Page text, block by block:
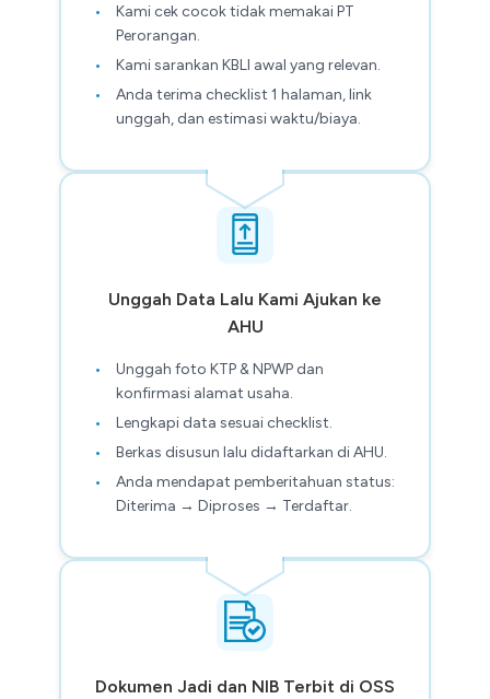
Kami cek cocok tidak memakai PT
Perorangan.
Kami sarankan KBLI awal yang relevan.
Anda terima checklist 1 halaman, link
unggah, dan estimasi waktu/biaya.
Unggah Data Lalu Kami Ajukan ke
AHU
Unggah foto KTP & NPWP dan
konfirmasi alamat usaha.
Lengkapi data sesuai checklist.
Berkas disusun lalu didaftarkan di AHU.
Anda mendapat pemberitahuan status:
Diterima → Diproses → Terdaftar.
Dokumen Jadi dan NIB Terbit di OSS